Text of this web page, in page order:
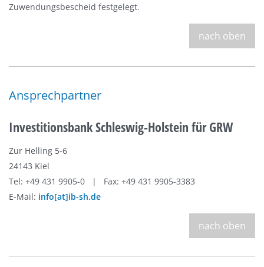
Zuwendungsbescheid festgelegt.
nach oben
Ansprechpartner
Investitionsbank Schleswig-Holstein für GRW
Zur Helling 5-6
24143 Kiel
Tel: +49 431 9905-0 | Fax: +49 431 9905-3383
E-Mail: info[at]ib-sh.de
nach oben